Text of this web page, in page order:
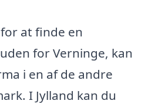
at finde en
for Verninge, kan
i en af de andre
I Jylland kan du